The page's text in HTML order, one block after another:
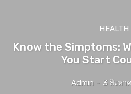
HEALTH
Know the Simptoms:
You Start
Admin - 3 สิงหา